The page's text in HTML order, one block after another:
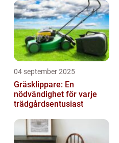
04 september 2025
Gräsklippare: En
nödvändighet för varje
trädgårdsentusiast